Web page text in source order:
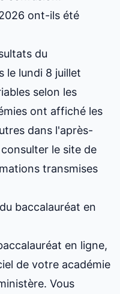
ont-ils été
du
le lundi 8 juillet
selon les
ont affiché les
dans l'après-
le site de
transmises
baccalauréat en
en ligne,
de votre académie
Vous